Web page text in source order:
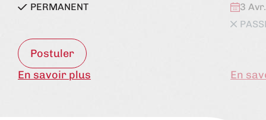
état:
PERMANENT
Postuler
En savoir plus
3
état:
En